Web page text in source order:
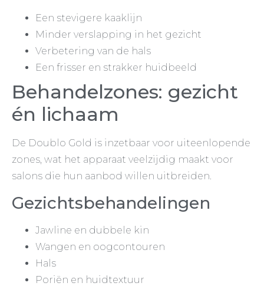
Een stevigere kaaklijn
Minder verslapping in het gezicht
Verbetering van de hals
Een frisser en strakker huidbeeld
Behandelzones: gezicht
én lichaam
De Doublo Gold is inzetbaar voor uiteenlopende
zones, wat het apparaat veelzijdig maakt voor
salons die hun aanbod willen uitbreiden.
Gezichtsbehandelingen
Jawline en dubbele kin
Wangen en oogcontouren
Hals
Poriën en huidtextuur